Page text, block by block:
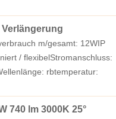
Verlängerung
m/gesamt: 12WIP
/ flexibelStromanschluss:
rbtemperatur:
740 lm 3000K 25°